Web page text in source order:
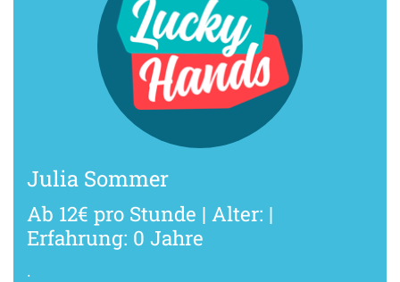
Julia Sommer
Ab 12€ pro Stunde | Alter: |
Erfahrung: 0 Jahre
.